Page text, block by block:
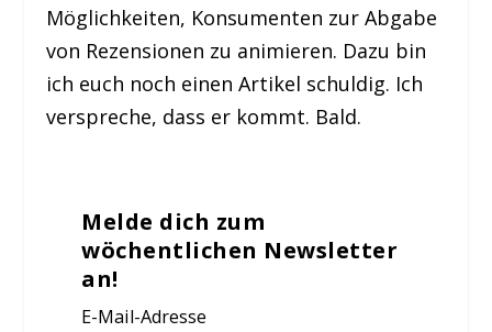
Möglichkeiten, Konsumenten zur Abgabe
von Rezensionen zu animieren. Dazu bin
ich euch noch einen Artikel schuldig. Ich
verspreche, dass er kommt. Bald.
Melde dich zum
wöchentlichen Newsletter
an!
E-Mail-Adresse